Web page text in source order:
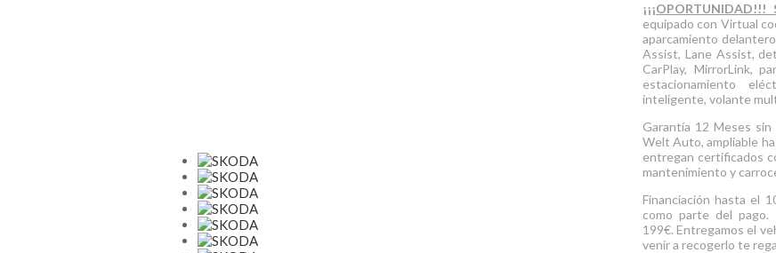
equipado con Virtual
aparcamiento
Assist, Lane Assist,
CarPlay, MirrorLink,
estacionamiento
inteligente, volante
Garantía 12 Meses
Welt Auto, ampliable
entregan certificados
mantenimiento y
Financiación hasta el
como parte del pago.
199€. Entregamos el
venir a recogerlo te